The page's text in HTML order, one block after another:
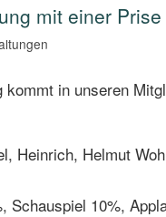
mit einer
in unseren
Heinrich, Helmut
Schauspiel 10%,